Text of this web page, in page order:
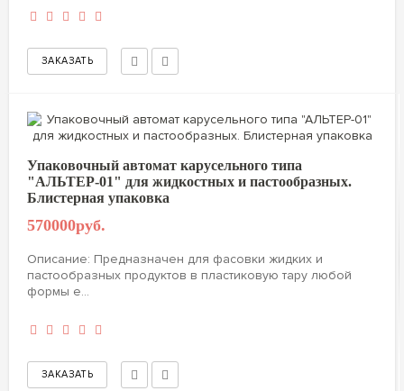
Упаковочный автомат карусельного типа
"АЛЬТЕР-01" для жидкостных и пастообразных.
Блистерная упаковка
570000руб.
Описание: Предназначен для фасовки жидких и
пастообразных продуктов в пластиковую тару любой
формы е...